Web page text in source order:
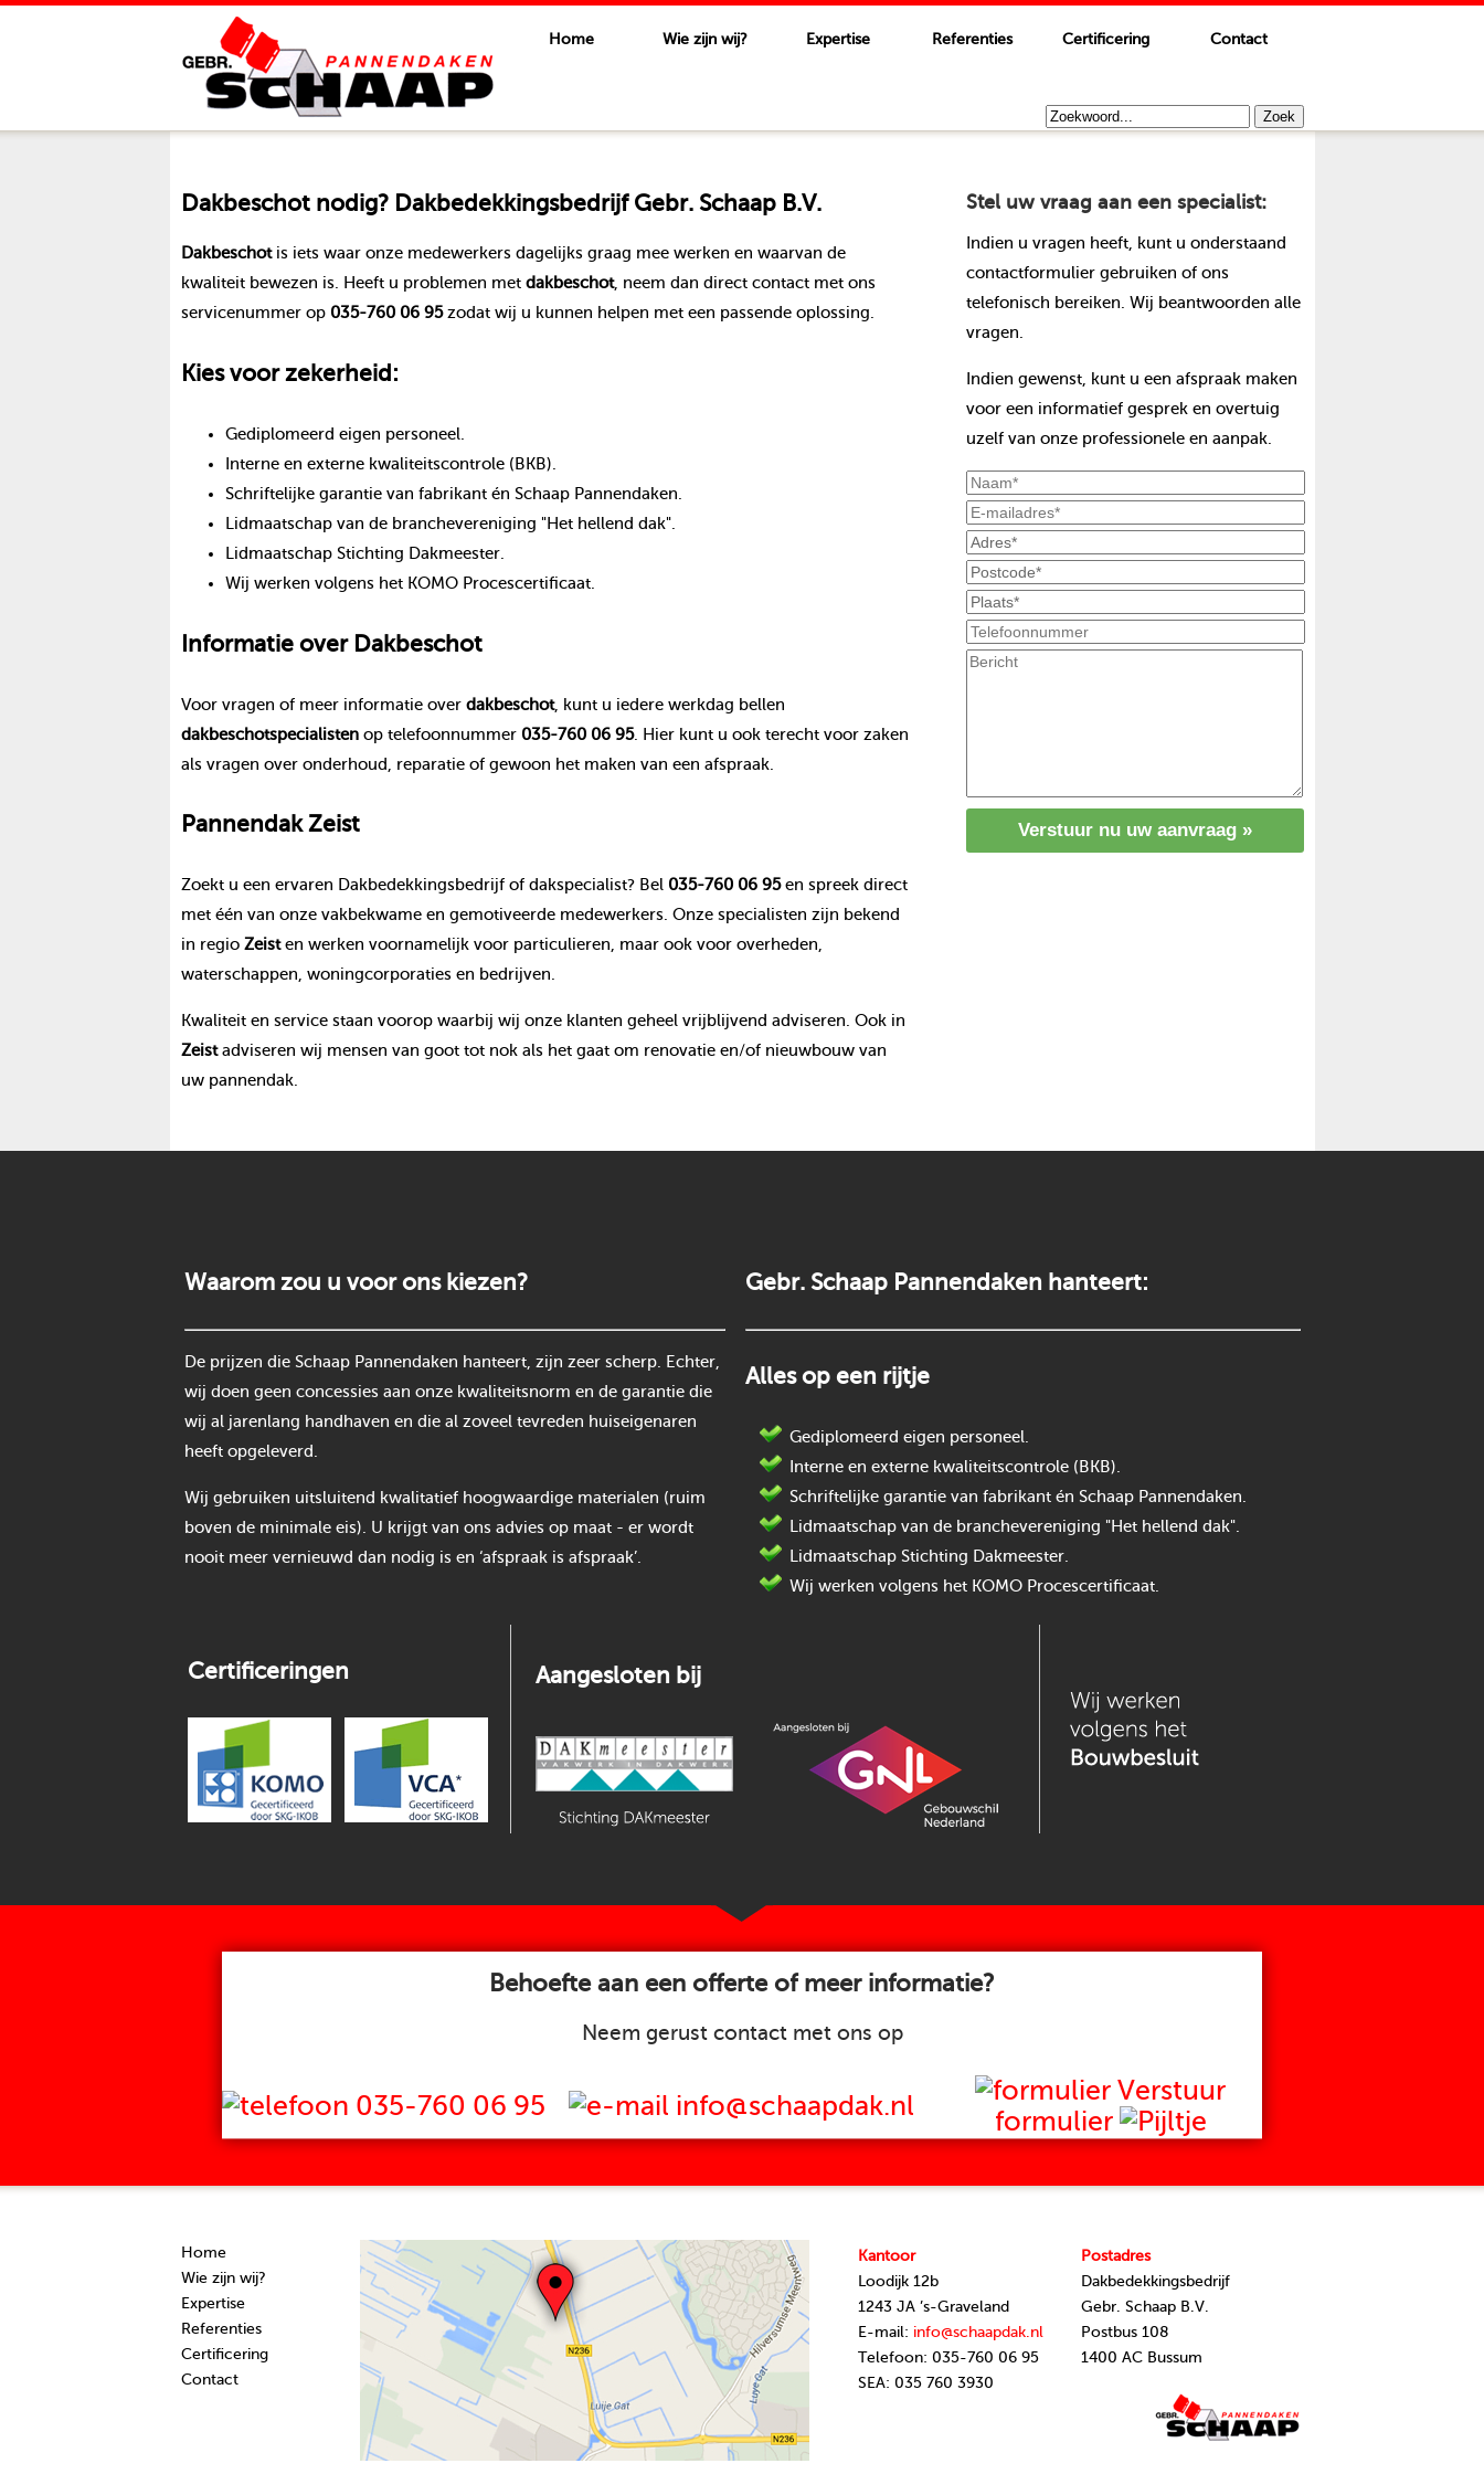
Home Wie zijn wij? Expertise Referenties Certificering Contact
Dakbeschotnodig? Dakbedekkingsbedrijf Gebr. Schaap B.V.
Dakbeschotis iets waar onze medewerkers dagelijks graag mee werken en waarvan de
kwaliteit bewezen is. Heeft u problemen met dakbeschot, neem dan direct contact met ons
servicenummer op 035-760 06 95zodat wij u kunnen helpen met een passende oplossing.
Kies voor zekerheid:
Gediplomeerd eigen personeel.
Interne en externe kwaliteitscontrole (BKB).
Schriftelijke garantie van fabrikant én Schaap Pannendaken.
Lidmaatschap van de branchevereniging "Het hellend dak".
Lidmaatschap Stichting Dakmeester.
Wij werken volgens het KOMO Procescertificaat.
Informatie over Dakbeschot
Voor vragen of meer informatie over dakbeschot, kunt u iedere werkdag bellen
dakbeschotspecialistenop telefoonnummer 035-760 06 95. Hier kunt u ook terecht voor zaken
als vragen over onderhoud, reparatie of gewoon het maken van een afspraak.
PannendakZeist
Zoekt u een ervaren Dakbedekkingsbedrijf of dakspecialist? Bel 035-760 06 95en spreek direct
met één van onze vakbekwame en gemotiveerde medewerkers. Onze specialisten zijn bekend
in regio Zeisten werken voornamelijk voor particulieren, maar ook voor overheden,
waterschappen, woningcorporaties en bedrijven.
Kwaliteit en service staan voorop waarbij wij onze klanten geheel vrijblijvend adviseren. Ook in
Zeistadviseren wij mensen van goot tot nok als het gaat om renovatie en/of nieuwbouw van
uw pannendak.
Stel uw vraag aan een specialist:
Indien u vragen heeft, kunt u onderstaand
contactformulier gebruiken of ons
telefonisch bereiken. Wij beantwoorden alle
vragen.
Indien gewenst, kunt u een afspraak maken
voor een informatief gesprek en overtuig
uzelf van onze professionele en aanpak.
Waarom zou u voor ons kiezen?
De prijzen die Schaap Pannendaken hanteert, zijn zeer scherp. Echter,
wij doen geen concessies aan onze kwaliteitsnorm en de garantie die
wij al jarenlang handhaven en die al zoveel tevreden huiseigenaren
heeft opgeleverd.
Wij gebruiken uitsluitend kwalitatief hoogwaardige materialen (ruim
boven de minimale eis). U krijgt van ons advies op maat - er wordt
nooit meer vernieuwd dan nodig is en ‘afspraak is afspraak’.
Gebr. Schaap Pannendaken hanteert:
Alles op een rijtje
Gediplomeerd eigen personeel.
Interne en externe kwaliteitscontrole (BKB).
Schriftelijke garantie van fabrikant én Schaap Pannendaken.
Lidmaatschap van de branchevereniging "Het hellend dak".
Lidmaatschap Stichting Dakmeester.
Wij werken volgens het KOMO Procescertificaat.
Certificeringen Aangesloten bij
Behoefte aan een offerte of meer informatie?
Neem gerust contact met ons op
035-760 06 95 info@schaapdak.nl
Verstuur
formulier
Home
Wie zijn wij?
Expertise
Referenties
Certificering
Contact
Kantoor
Loodijk 12b
1243 JA ’s-Graveland
E-mail: info@schaapdak.nl
Telefoon: 035-760 06 95
SEA: 035 760 3930
Postadres
Dakbedekkingsbedrijf
Gebr. Schaap B.V.
Postbus 108
1400 AC Bussum